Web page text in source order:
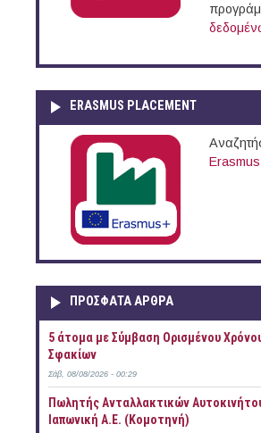
ERASMUS PLACEMENT
ΠΡOΣΦΑΤΑ AΡΘΡΑ
5 άτομα με Σύμβαση Ορισμένου
Σφακίων
Σάβ, 08/08/2026 - 00:29
Πωλητής Ανταλλακτικών
Ιαπωνική Α.Ε. (Κομοτηνή)